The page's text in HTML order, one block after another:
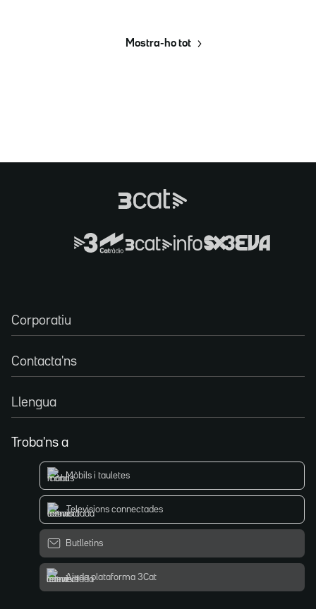
Mostra-ho tot
Corporatiu
Contacta'ns
Llengua
Troba'ns a
Mòbils i tauletes
Televisions connectades
Butlletins
Ajuda plataforma 3Cat